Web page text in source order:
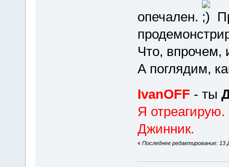
опечален.
Что, впрочем,
А поглядим,
IvanOFF - ты
Я
Джинник.
« Последнее редактирование: